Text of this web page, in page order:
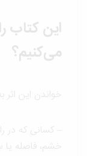
این کتاب را
می‌کنیم؟
خواندن این اثر
– کسانی که در
خشم، فاصله یا